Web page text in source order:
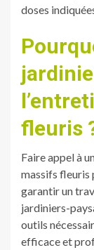
doses
fleuris
Faire appel à
massifs fleuris
garantir un
jardiniers-
outils
efficace et